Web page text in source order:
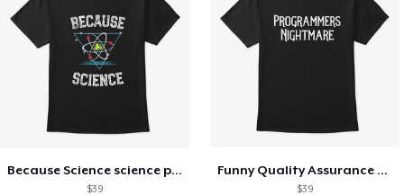
Because Science science physics nerd
$39
Funny Quality Assurance QA Engineer
$39